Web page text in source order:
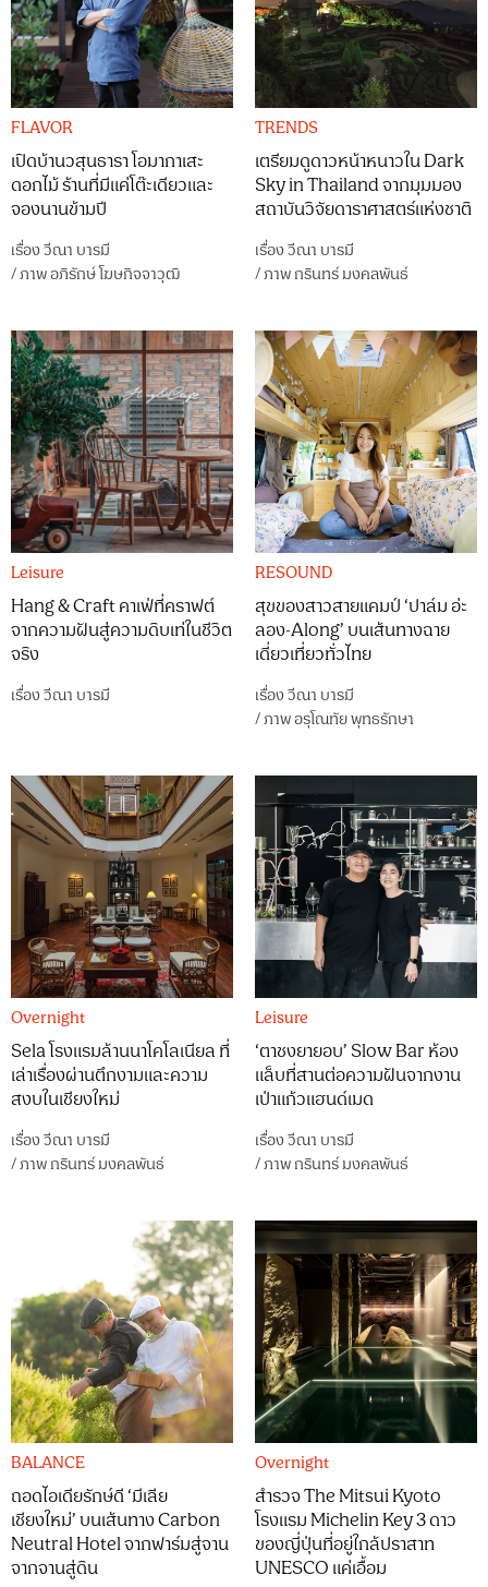
FLAVOR
เปิดบ้านวสุนธารา โอมากาเสะ
ดอกไม้ ร้านที่มีแค่โต๊ะเดียวและ
จองนานข้ามปี
เรื่องวีณา บารมี
/ภาพอภิรักษ์ โฆษกิจจาวุฒิ
TRENDS
เตรียมดูดาวหน้าหนาวใน Dark
Sky in Thailand จากมุมมอง
สถาบันวิจัยดาราศาสตร์แห่งชาติ
เรื่องวีณา บารมี
/ภาพกรินทร์ มงคลพันธ์
Leisure
Hang & Craft คาเฟ่ที่คราฟต์
จากความฝันสู่ความดิบเท่ในชีวิต
จริง
เรื่องวีณา บารมี
RESOUND
สุขของสาวสายแคมป์ ‘ปาล์ม อ่ะ
ลอง-Along’ บนเส้นทางฉาย
เดี่ยวเที่ยวทั่วไทย
เรื่องวีณา บารมี
/ภาพอรุโณทัย พุทธรักษา
Overnight
Sela โรงแรมล้านนาโคโลเนียล ที่
เล่าเรื่องผ่านตึกงามและความ
สงบในเชียงใหม่
เรื่องวีณา บารมี
/ภาพกรินทร์ มงคลพันธ์
Leisure
‘ตาชงยายอบ’ Slow Bar ห้อง
แล็บที่สานต่อความฝันจากงาน
เป่าแก้วแฮนด์เมด
เรื่องวีณา บารมี
/ภาพกรินทร์ มงคลพันธ์
BALANCE
ถอดไอเดียรักษ์ดี ‘มีเลีย
เชียงใหม่’ บนเส้นทาง Carbon
Neutral Hotel จากฟาร์มสู่จาน
จากจานสู่ดิน
Overnight
สำรวจ The Mitsui Kyoto
โรงแรม Michelin Key 3 ดาว
ของญี่ปุ่นที่อยู่ใกล้ปราสาท
UNESCO แค่เอื้อม